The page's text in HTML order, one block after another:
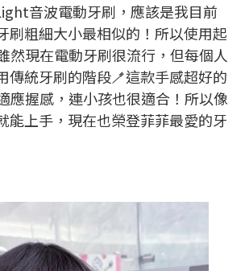
音波電動牙刷，應該是我目前
刷粗細大小最相似的！所以使用起
然現在電動牙刷很流行，但每個人
傳統牙刷的階段🪥這款手感超好的
應握感，連小孩也很適合！所以像
能上手，現在也榮登菲菲最愛的牙